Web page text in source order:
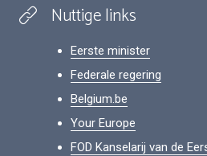
Nuttige links
Eerste minister
Federale regering
Belgium.be
Your Europe
FOD Kanselarij van de